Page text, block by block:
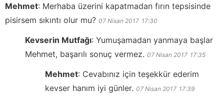
Mehmet: Merhaba üzerini kapatmadan fırın tepsisinde
pisirsem sıkıntı olur mu? 07 Nisan 2017 17:30
Kevserin Mutfağı: Yumuşamadan yanmaya başlar
Mehmet, başarılı sonuç vermez. 07 Nisan 2017 17:35
Mehmet: Cevabınız için teşekkür ederim
kevser hanım iyi günler. 07 Nisan 2017 17:39